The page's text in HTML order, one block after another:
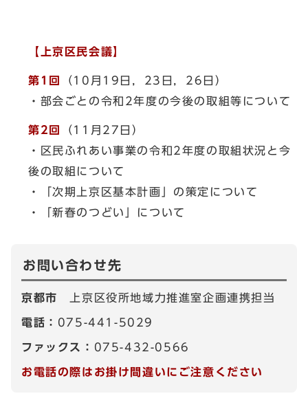
【上京区民会議】
第1回
（10月19日，23日，26日）
・部会ごとの令和2年度の今後の取組等について
第2回
（11月27日）
・区民ふれあい事業の令和2年度の取組状況と今
後の取組について
・「次期上京区基本計画」の策定について
・「新春のつどい」について
お問い合わせ先
京都市 上京区役所地域力推進室企画連携担当
電話： 075-441-5029
ファックス： 075-432-0566
お電話の際はお掛け間違いにご注意ください